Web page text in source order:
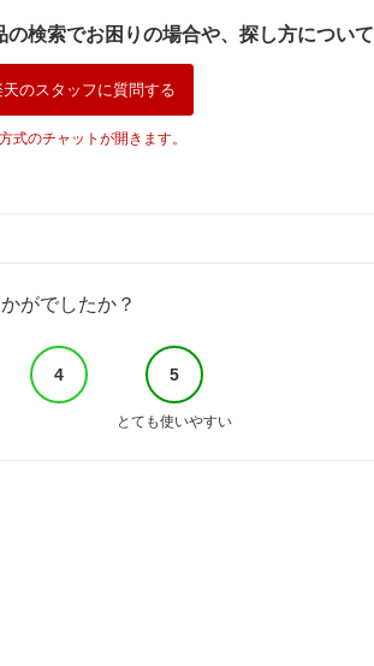
の検索でお困りの場合や、探し方について
天のスタッフに質問する
式のチャットが開きます。
がでしたか？
4 5
とても使いやすい